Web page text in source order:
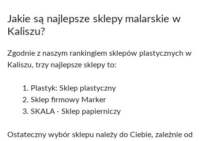
Jakie są najlepsze sklepy malarskie w
Kaliszu?
Zgodnie z naszym rankingiem sklepów plastycznych w
Kaliszu, trzy najlepsze sklepy to:
Plastyk: Sklep plastyczny
Sklep firmowy Marker
SKALA - Sklep papierniczy
Ostateczny wybór sklepu należy do Ciebie, zależnie od